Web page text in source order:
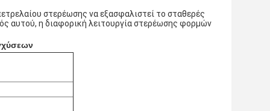
στερέωσης να εξασφαλιστεί το σταθερές
αυτού, η διαφορική λειτουργία στερέωσης φορμών